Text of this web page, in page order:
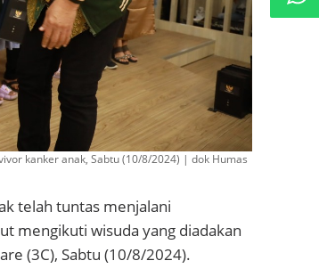
kanker anak, Sabtu (10/8/2024) | dok Humas
telah tuntas menjalani
mengikuti wisuda yang diadakan
(3C), Sabtu (10/8/2024).